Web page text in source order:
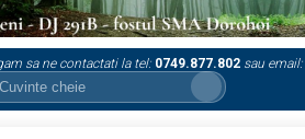
sa ne contactati la tel: 0749.877.802 sau email: